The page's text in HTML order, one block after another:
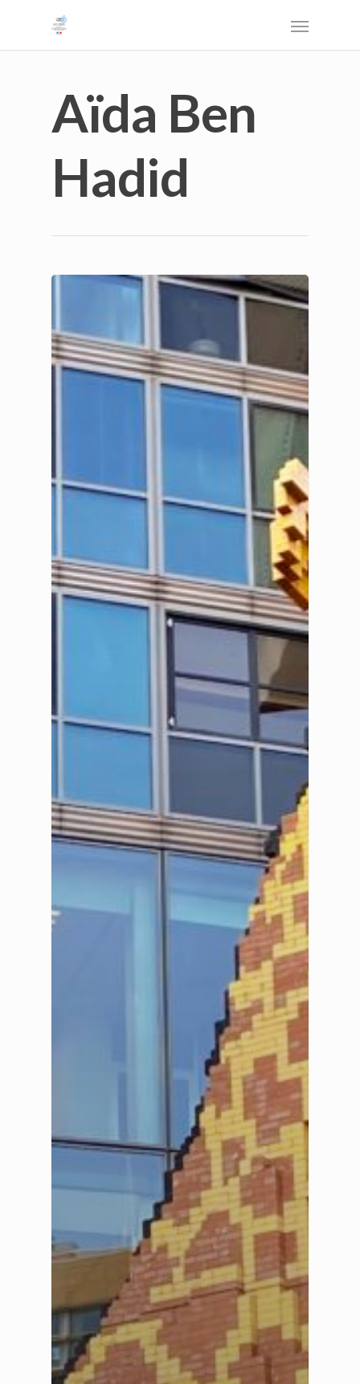
Aïda Ben
Hadid